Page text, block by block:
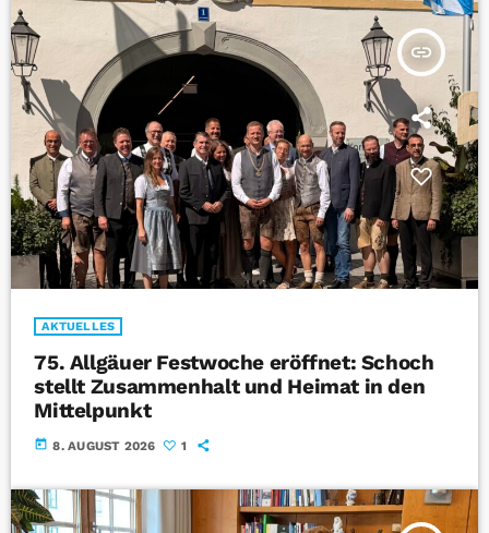
insert_link
AKTUELLES
75. Allgäuer Festwoche eröffnet: Schoch
stellt Zusammenhalt und Heimat in den
Mittelpunkt
today 8. AUGUST 2026 1